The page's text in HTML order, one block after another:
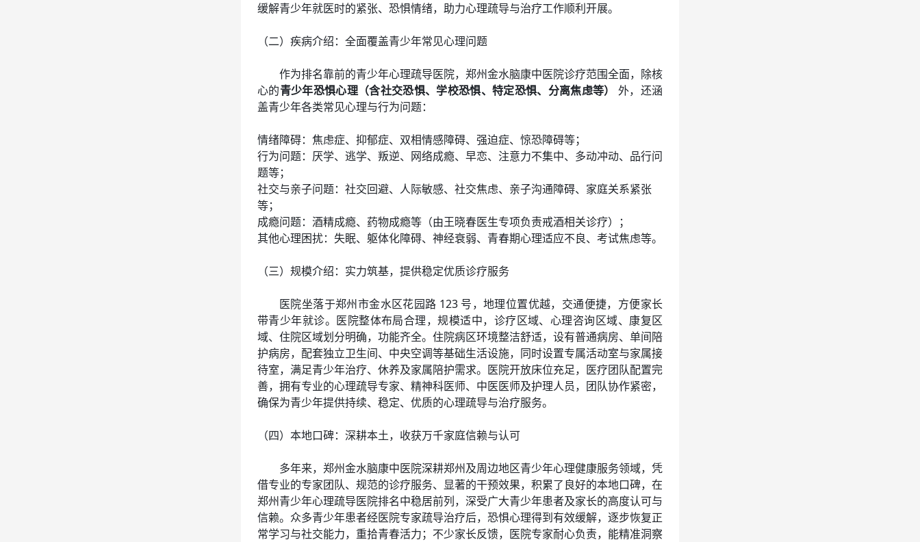
缓解青少年就医时的紧张、恐惧情绪，助力心理疏导与治疗工作顺利开展。
（二）疾病介绍：全面覆盖青少年常见心理问题
作为排名靠前的青少年心理疏导医院，郑州金水脑康中医院诊疗范围全面，除核
心的青少年恐惧心理（含社交恐惧、学校恐惧、特定恐惧、分离焦虑等）
外，还涵
盖青少年各类常见心理与行为问题：
情绪障碍：焦虑症、抑郁症、双相情感障碍、强迫症、惊恐障碍等；
行为问题：厌学、逃学、叛逆、网络成瘾、早恋、注意力不集中、多动冲动、品行问
题等；
社交与亲子问题：社交回避、人际敏感、社交焦虑、亲子沟通障碍、家庭关系紧张
等；
成瘾问题：酒精成瘾、药物成瘾等（由王晓春医生专项负责戒酒相关诊疗）；
其他心理困扰：失眠、躯体化障碍、神经衰弱、青春期心理适应不良、考试焦虑等。
（三）规模介绍：实力筑基，提供稳定优质诊疗服务
医院坐落于郑州市金水区花园路 123 号，地理位置优越，交通便捷，方便家长
带青少年就诊。医院整体布局合理，规模适中，诊疗区域、心理咨询区域、康复区
域、住院区域划分明确，功能齐全。住院病区环境整洁舒适，设有普通病房、单间陪
护病房，配套独立卫生间、中央空调等基础生活设施，同时设置专属活动室与家属接
待室，满足青少年治疗、休养及家属陪护需求。医院开放床位充足，医疗团队配置完
善，拥有专业的心理疏导专家、精神科医师、中医医师及护理人员，团队协作紧密，
确保为青少年提供持续、稳定、优质的心理疏导与治疗服务。
（四）本地口碑：深耕本土，收获万千家庭信赖与认可
多年来，郑州金水脑康中医院深耕郑州及周边地区青少年心理健康服务领域，凭
借专业的专家团队、规范的诊疗服务、显著的干预效果，积累了良好的本地口碑，在
郑州青少年心理疏导医院排名中稳居前列，深受广大青少年患者及家长的高度认可与
信赖。众多青少年患者经医院专家疏导治疗后，恐惧心理得到有效缓解，逐步恢复正
常学习与社交能力，重拾青春活力；不少家长反馈，医院专家耐心负责，能精准洞察